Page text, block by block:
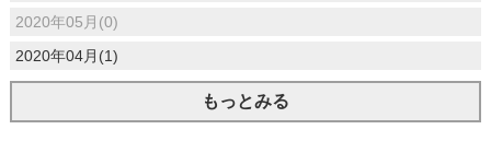
2020年05月(0)
2020年04月(1)
もっとみる